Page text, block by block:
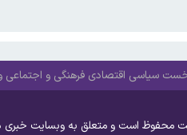
سیاسی اقتصادی فرهنگی و اجتماعی
محفوظ است و متعلق به وبسایت خبری